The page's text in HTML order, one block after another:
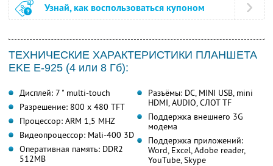
Узнай, как воспользоваться купоном
ТЕХНИЧЕСКИЕ ХАРАКТЕРИСТИКИ ПЛАНШЕТА
EKE E-925 (4 или 8 Гб):
Дисплей: 7 " multi-touch
Разрешение: 800 x 480 TFT
Процессор: ARM 1,5 MHZ
Видеопроцессор: Mali-400 3D
Оперативная память: DDR2
512MB
Разъёмы: DC, MINI USB, mini
HDMI, AUDIO, СЛОТ TF
Поддержка внешнего 3G
модема
Поддержка приложений:
Word, Excel, Adobe reader,
YouTube, Skype